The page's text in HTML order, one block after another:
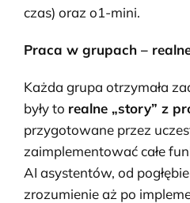
czas) oraz o1-mini.
Praca w grupach –
Każda grupa otrzymała
były to realne „story” z
przygotowane przez
zaimplementować całe
AI asystentów, od
zrozumienie aż po